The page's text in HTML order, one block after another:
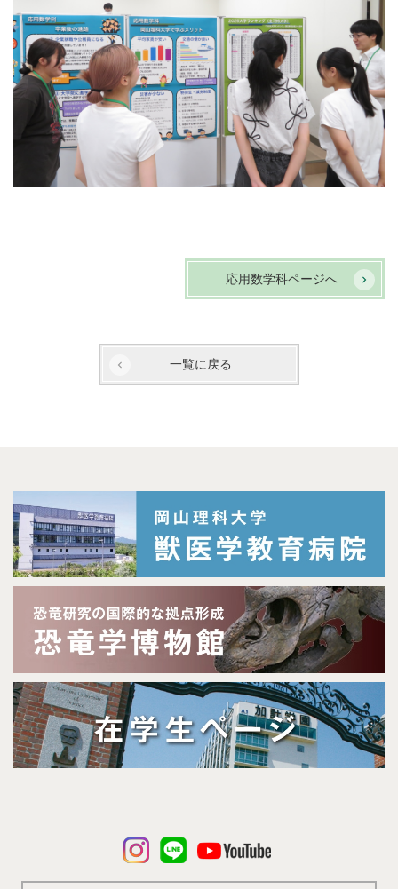
応用数学科ページへ
一覧に戻る